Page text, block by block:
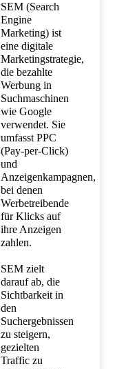
SEM (Search
Engine
Marketing) ist
eine digitale
Marketingstrategie,
die bezahlte
Werbung in
Suchmaschinen
wie Google
verwendet. Sie
umfasst PPC
(Pay-per-Click)
und
Anzeigenkampagnen,
bei denen
Werbetreibende
für Klicks auf
ihre Anzeigen
zahlen.
SEM zielt
darauf ab, die
Sichtbarkeit in
den
Suchergebnissen
zu steigern,
gezielten
Traffic zu